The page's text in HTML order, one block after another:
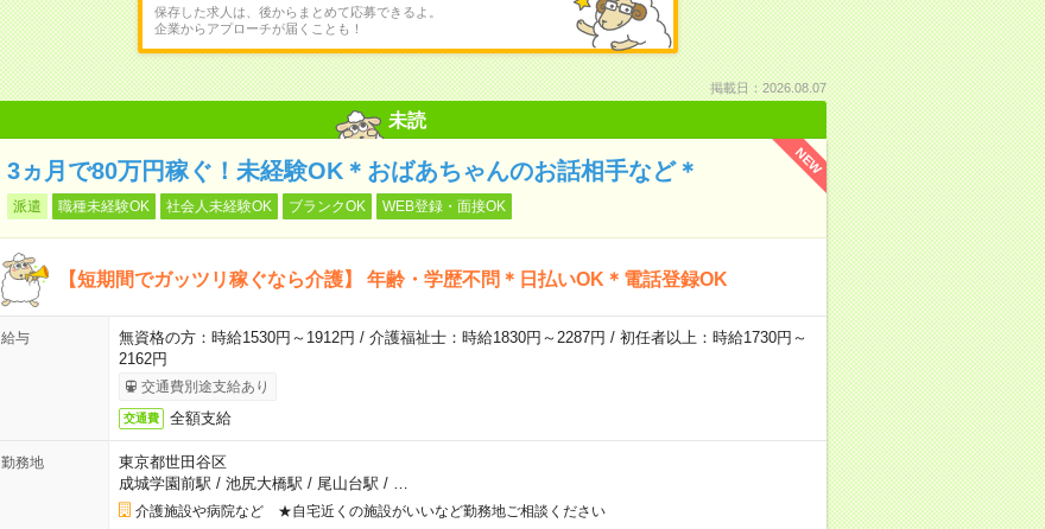
保存した求人は、後からまとめて応募できるよ。
企業からアプローチが届くことも！
掲載日：2026.08.07
未読
NEW
3ヵ月で80万円稼ぐ！未経験OK＊おばあちゃんのお話相手など＊
派遣 職種未経験OK 社会人未経験OK ブランクOK WEB登録・面接OK
【短期間でガッツリ稼ぐなら介護】 年齢・学歴不問＊日払いOK＊電話登録OK
給与
無資格の方：時給1530円～1912円 / 介護福祉士：時給1830円～2287円 / 初任者以上：時給1730円～
2162円
交通費別途支給あり
交通費 全額支給
勤務地
東京都世田谷区
成城学園前駅 / 池尻大橋駅 / 尾山台駅 /
介護施設や病院など ★自宅近くの施設がいいなど勤務地ご相談ください